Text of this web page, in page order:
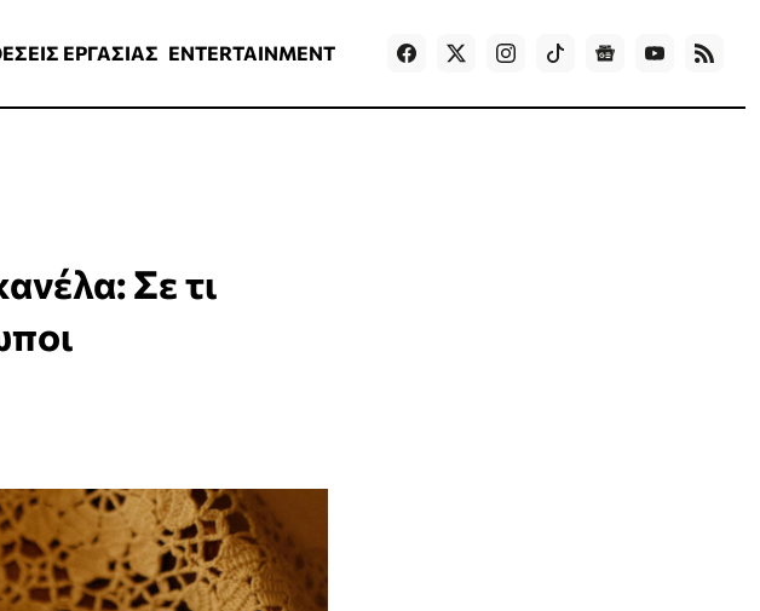
ΕΡΓΑΣΙΑΣ ENTERTAINMENT Games
Σε τι